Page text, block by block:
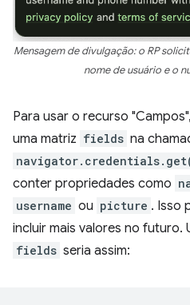
Mensagem de divulgação: o RP
nome de usuário e o
Para usar o recurso
uma matriz fields na
conter propriedades como
username ou picture . Isso
incluir mais valores no futuro.
fields seria assim: